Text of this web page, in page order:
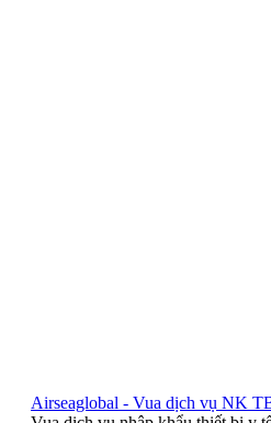
Airseaglobal - Vua dịch vụ NK